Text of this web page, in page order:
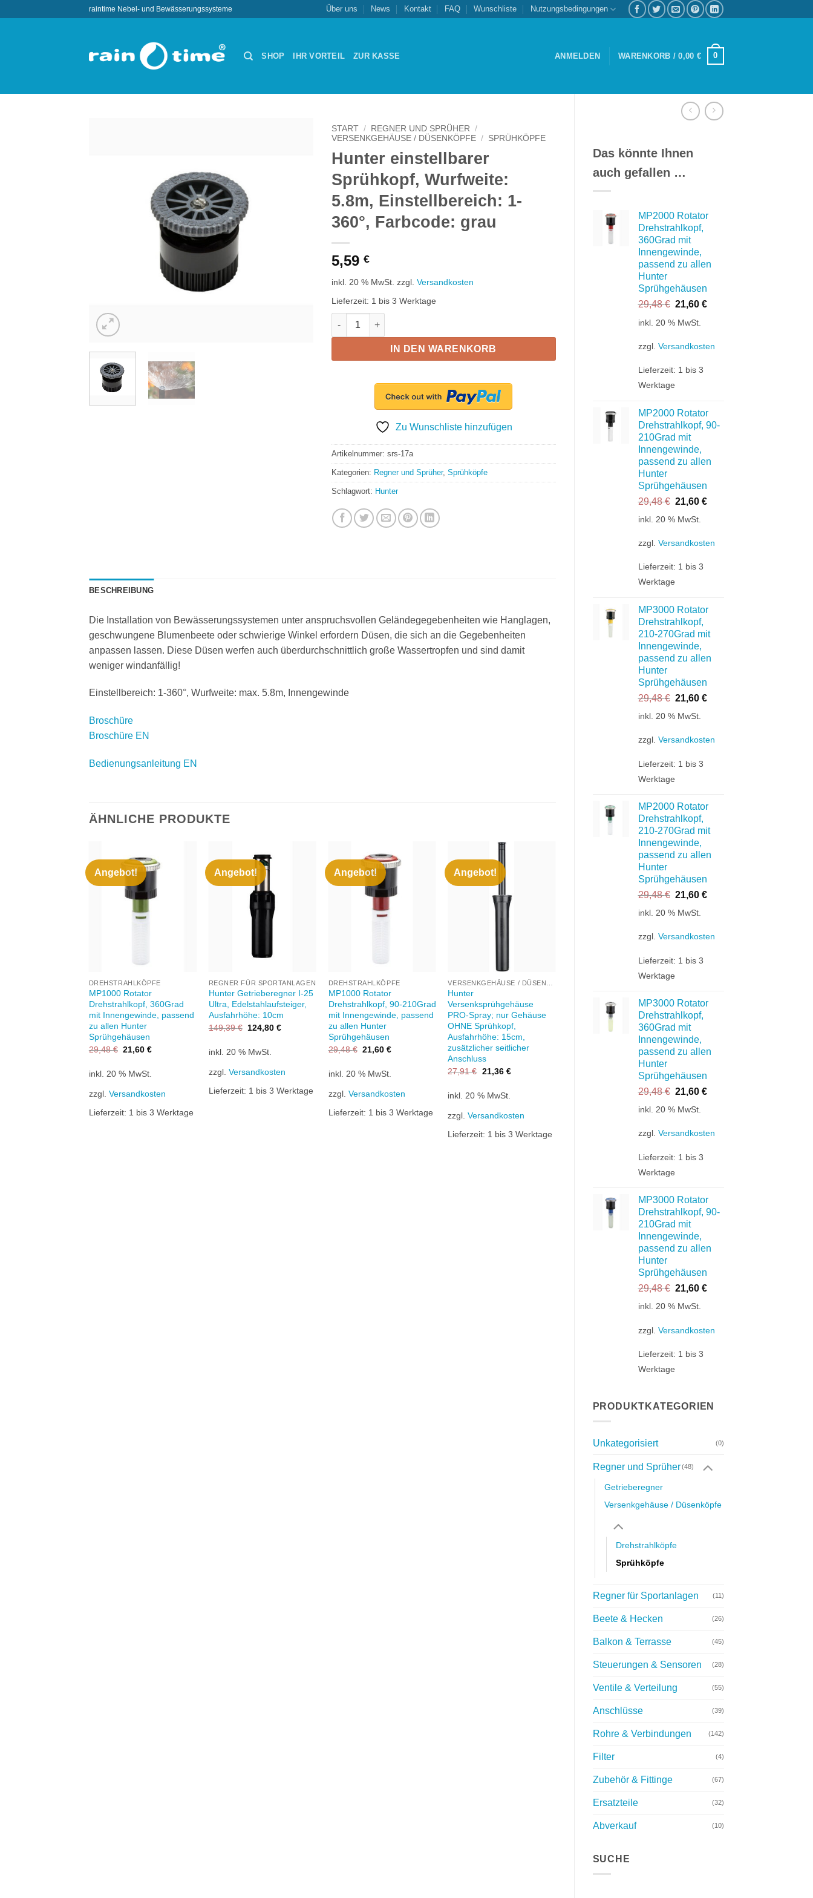
raintime Nebel- und Bewässerungssysteme Über uns News Kontakt FAQ Wunschliste Nutzungsbedingungen
SHOP IHR VORTEIL ZUR KASSE ANMELDEN WARENKORB /0,00 € 0
Das könnte Ihnen
auch gefallen …
MP2000 Rotator
Drehstrahlkopf,
360Grad mit
Innengewinde,
passend zu allen
Hunter
Sprühgehäusen
29,48€ Ursprünglicher
war:
29,48 €
21,60€Aktueller
inkl. 20 % MwSt.
zzgl. Versandkosten
Lieferzeit: 1 bis 3
Werktage
MP2000 Rotator
Drehstrahlkopf, 90-
210Grad mit
Innengewinde,
passend zu allen
Hunter
Sprühgehäusen
29,48€ Ursprünglicher
29,48 €
21,60€Aktueller
inkl. 20 % MwSt.
zzgl. Versandkosten
Lieferzeit: 1 bis 3
Werktage
MP3000 Rotator
Drehstrahlkopf,
210-270Grad mit
Innengewinde,
passend zu allen
Hunter
Sprühgehäusen
29,48€ Ursprünglicher
29,48 €
21,60€Aktueller
inkl. 20 % MwSt.
zzgl. Versandkosten
Lieferzeit: 1 bis 3
Werktage
MP2000 Rotator
Drehstrahlkopf,
210-270Grad mit
Innengewinde,
passend zu allen
Hunter
Sprühgehäusen
29,48€ Ursprünglicher
29,48 €
21,60€Aktueller
inkl. 20 % MwSt.
zzgl. Versandkosten
Lieferzeit: 1 bis 3
Werktage
MP3000 Rotator
Drehstrahlkopf,
360Grad mit
Innengewinde,
passend zu allen
Hunter
Sprühgehäusen
29,48€ Ursprünglicher
29,48 €
21,60€Aktueller
inkl. 20 % MwSt.
zzgl. Versandkosten
Lieferzeit: 1 bis 3
Werktage
MP3000 Rotator
Drehstrahlkopf, 90-
210Grad mit
Innengewinde,
passend zu allen
Hunter
Sprühgehäusen
29,48€ Ursprünglicher
29,48 €
21,60€Aktueller
inkl. 20 % MwSt.
zzgl. Versandkosten
Lieferzeit: 1 bis 3
Werktage
PRODUKTKATEGORIEN
Unkategorisiert (0)
Regner und Sprüher (48)
Getrieberegner
Versenkgehäuse / Düsenköpfe
Drehstrahlköpfe
Sprühköpfe
Regner für Sportanlagen (11)
Beete & Hecken (26)
Balkon & Terrasse (45)
Steuerungen & Sensoren (28)
Ventile & Verteilung (55)
Anschlüsse (39)
Rohre & Verbindungen (142)
Filter (4)
Zubehör & Fittinge (67)
Ersatzteile (32)
Abverkauf (10)
SUCHE
START / REGNER UND SPRÜHER /
VERSENKGEHÄUSE / DÜSENKÖPFE / SPRÜHKÖPFE
Hunter einstellbarer
Sprühkopf, Wurfweite:
5.8m, Einstellbereich: 1-
360°, Farbcode: grau
5,59 €
inkl. 20 % MwSt. zzgl. Versandkosten
Lieferzeit: 1 bis 3 Werktage
Hunter einstellbarer Sprühkopf, Wurfweite: 5.8m, Einstellbereich: 1-360°, Farbcode: grau Menge
IN DEN WARENKORB
Zu Wunschliste hinzufügen
Artikelnummer: srs-17a
Kategorien: Regner und Sprüher, Sprühköpfe
Schlagwort: Hunter
BESCHREIBUNG
Die Installation von Bewässerungssystemen unter anspruchsvollen Geländegegebenheiten wie Hanglagen,
geschwungene Blumenbeete oder schwierige Winkel erfordern Düsen, die sich an die Gegebenheiten
anpassen lassen. Diese Düsen werfen auch überdurchschnittlich große Wassertropfen und sind damit
weniger windanfällig!
Einstellbereich: 1-360°, Wurfweite: max. 5.8m, Innengewinde
Broschüre
Broschüre EN
Bedienungsanleitung EN
ÄHNLICHE PRODUKTE
Angebot!
hinzufügen
DREHSTRAHLKÖPFE
MP1000 Rotator
Drehstrahlkopf, 360Grad
mit Innengewinde, passend
zu allen Hunter
Sprühgehäusen
29,48€ Ursprünglicher
29,48 €
21,60€Aktueller
inkl. 20 % MwSt.
zzgl. Versandkosten
Lieferzeit: 1 bis 3 Werktage
Angebot!
hinzufügen
REGNER FÜR SPORTANLAGEN
Hunter Getrieberegner I-25
Ultra, Edelstahlaufsteiger,
Ausfahrhöhe: 10cm
149,39€ Ursprünglicher
149,39 €
124,80 €Aktueller
inkl. 20 % MwSt.
zzgl. Versandkosten
Lieferzeit: 1 bis 3 Werktage
Angebot!
DREHSTRAHLKÖPFE
MP1000 Rotator
Drehstrahlkopf, 90-210Grad
mit Innengewinde, passend
zu allen Hunter
Sprühgehäusen
29,48€ Ursprünglicher
29,48 €
21,60 €Aktueller
21,60 €.
inkl. 20 % MwSt.
zzgl. Versandkosten
Lieferzeit: 1 bis 3 Werktage
Angebot!
Hunter
Versenksprühgehäuse
PRO-Spray; nur Gehäuse
OHNE Sprühkopf,
Ausfahrhöhe: 15cm,
zusätzlicher seitlicher
Anschluss
27,91€ Ursprünglicher
27,91 €
21,36 €Aktueller
inkl. 20 % MwSt.
zzgl.Versandkosten
Lieferzeit: 1 bis 3 Werktage